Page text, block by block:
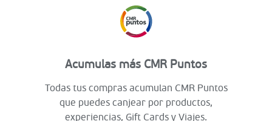
Acumulas más CMR Puntos
Todas tus compras acumulan CMR Puntos
que puedes canjear por productos,
experiencias, Gift Cards y Viajes.